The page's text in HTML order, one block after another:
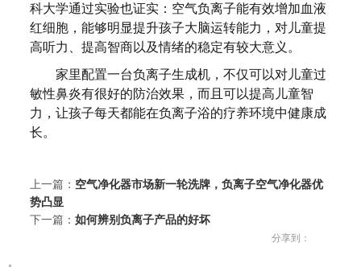
科大学通过实验也证实：空气负离子能有效增加血液
红细胞，能够明显提升孩子大脑运转能力，对儿童提
高听力、提高智商以及情绪的稳定有较大意义。
家里配置一台负离子生成机，不仅可以对儿童过
敏性鼻炎有很好的防治效果，而且可以提高儿童智
力，让孩子每天都能在负离子浴的疗养环境中健康成
长。
上一篇： 空气净化器市场新一轮洗牌，负离子空气净化器优
势凸显
下一篇：如何辨别负离子产品的好坏
分享到：